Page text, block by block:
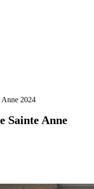
Anne 2024
Sainte Anne